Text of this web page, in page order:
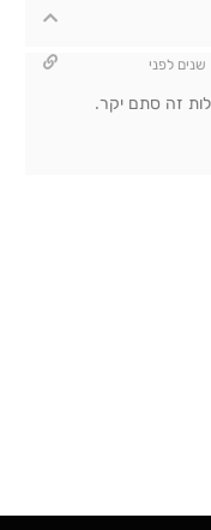
זה סתם יקר.